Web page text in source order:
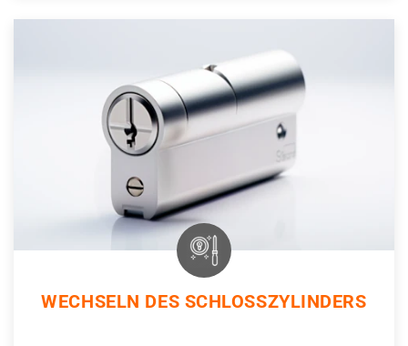
WECHSELN DES SCHLOSSZYLINDERS